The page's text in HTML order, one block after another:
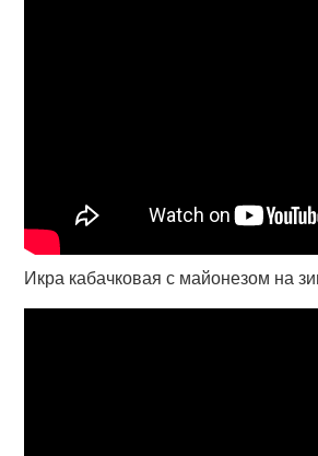
Икра кабачковая с майонезом на